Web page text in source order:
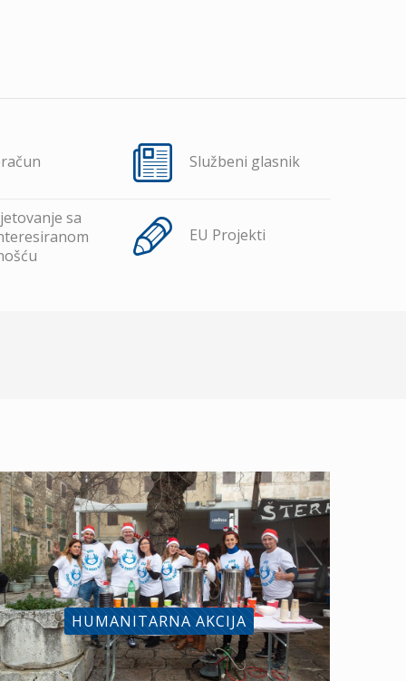
Službeni glasnik
sa
EU Projekti
HUMANITARNA AKCIJA